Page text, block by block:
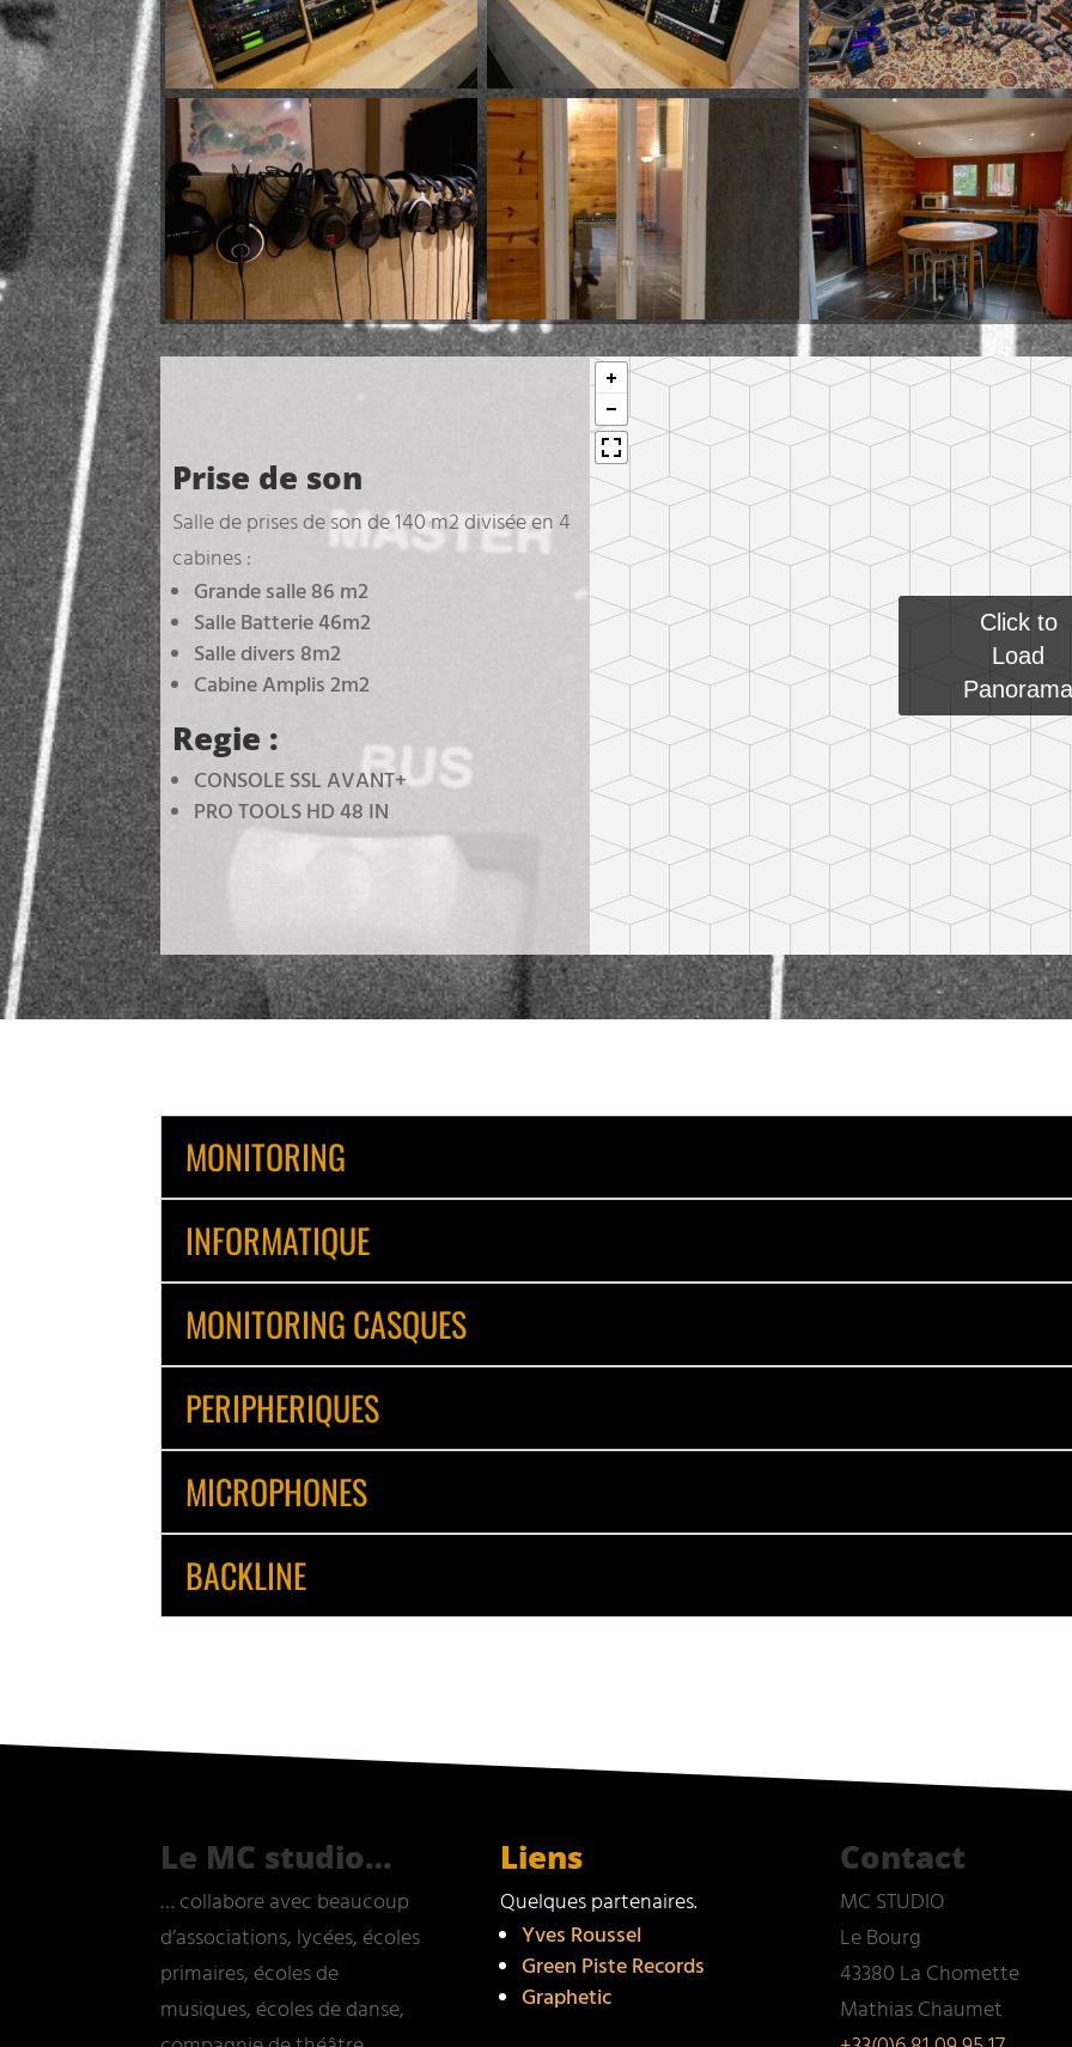
Prise de son
Salle de prises de son de 140 m2 divisée en 4
cabines :
Grande salle 86 m2
Salle Batterie 46m2
Salle divers 8m2
Cabine Amplis 2m2
Regie :
CONSOLE SSL AVANT+
PRO TOOLS HD 48 IN
Click to
Load
MONITORING
INFORMATIQUE
MONITORING CASQUES
PERIPHERIQUES
MICROPHONES
BACKLINE
Le MC studio…
… collabore avec beaucoup
d’associations, lycées, écoles
primaires, écoles de
musiques, écoles de danse,
Liens
Quelques partenaires.
Yves Roussel
Green Piste Records
Graphetic
Contact
MC STUDIO
Le Bourg
43380 La Chomette
Mathias Chaumet